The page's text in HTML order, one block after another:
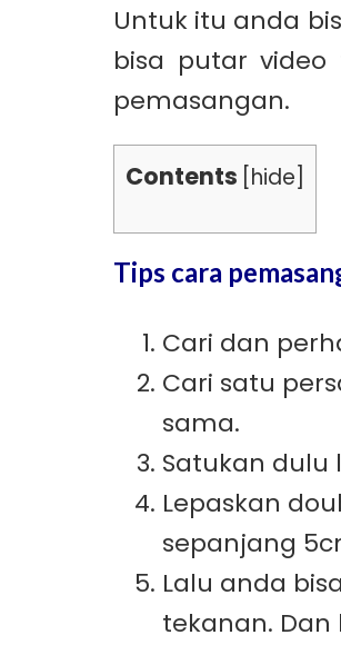
Untuk itu anda
bisa putar
pemasangan.
Contents hide
Tips cara
Cari dan
Cari satu
sama.
Satukan dulu
Lepaskan
sepanjang
Lalu anda
tekanan. Dan